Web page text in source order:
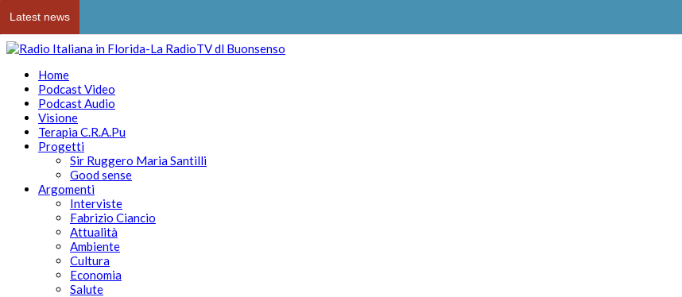
Latest news
Home
Podcast Video
Podcast Audio
Visione
Terapia C.R.A.Pu
Progetti
Sir Ruggero Maria Santilli
Good sense
Argomenti
Interviste
Fabrizio Ciancio
Attualità
Ambiente
Cultura
Economia
Salute